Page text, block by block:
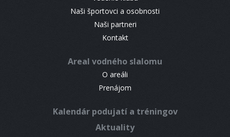
Naši športovci a osobnosti
Naši partneri
Kontakt
Areal vodného slalomu
O areáli
Prenájom
Kalendár podujatí a tréningov
Aktuality